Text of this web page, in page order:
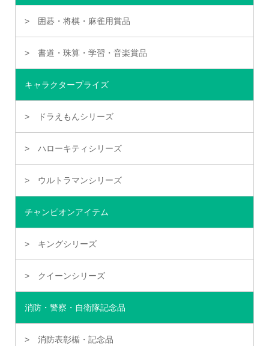
囲碁・将棋・麻雀用賞品
書道・珠算・学習・音楽賞品
キャラクタープライズ
ドラえもんシリーズ
ハローキティシリーズ
ウルトラマンシリーズ
チャンピオンアイテム
キングシリーズ
クイーンシリーズ
消防・警察・自衛隊記念品
消防表彰楯・記念品